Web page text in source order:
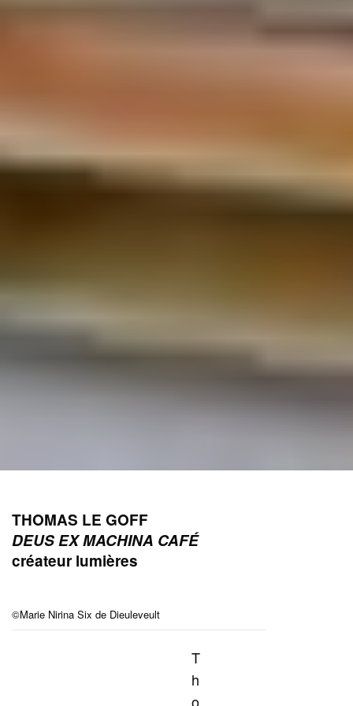
THOMAS LE GOFF
DEUS EX MACHINA CAFÉ
créateur lumières
©Marie Nirina Six de Dieuleveult
T
h
o